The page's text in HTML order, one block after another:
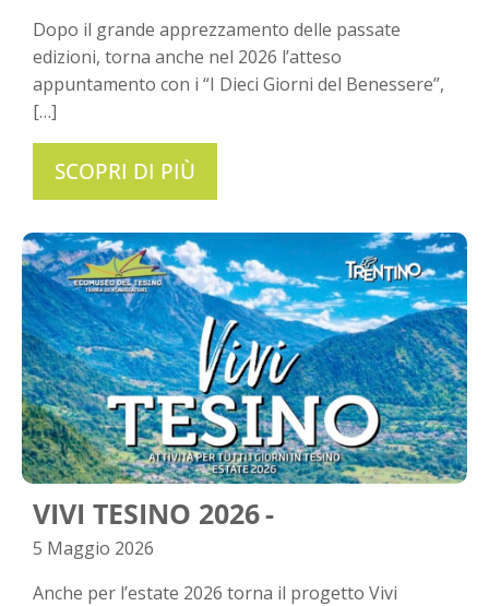
Dopo il grande apprezzamento delle passate
edizioni, torna anche nel 2026 l’atteso
appuntamento con i “I Dieci Giorni del Benessere”,
[…]
SCOPRI DI PIÙ
VIVI TESINO 2026
5 Maggio 2026
Anche per l’estate 2026 torna il progetto Vivi